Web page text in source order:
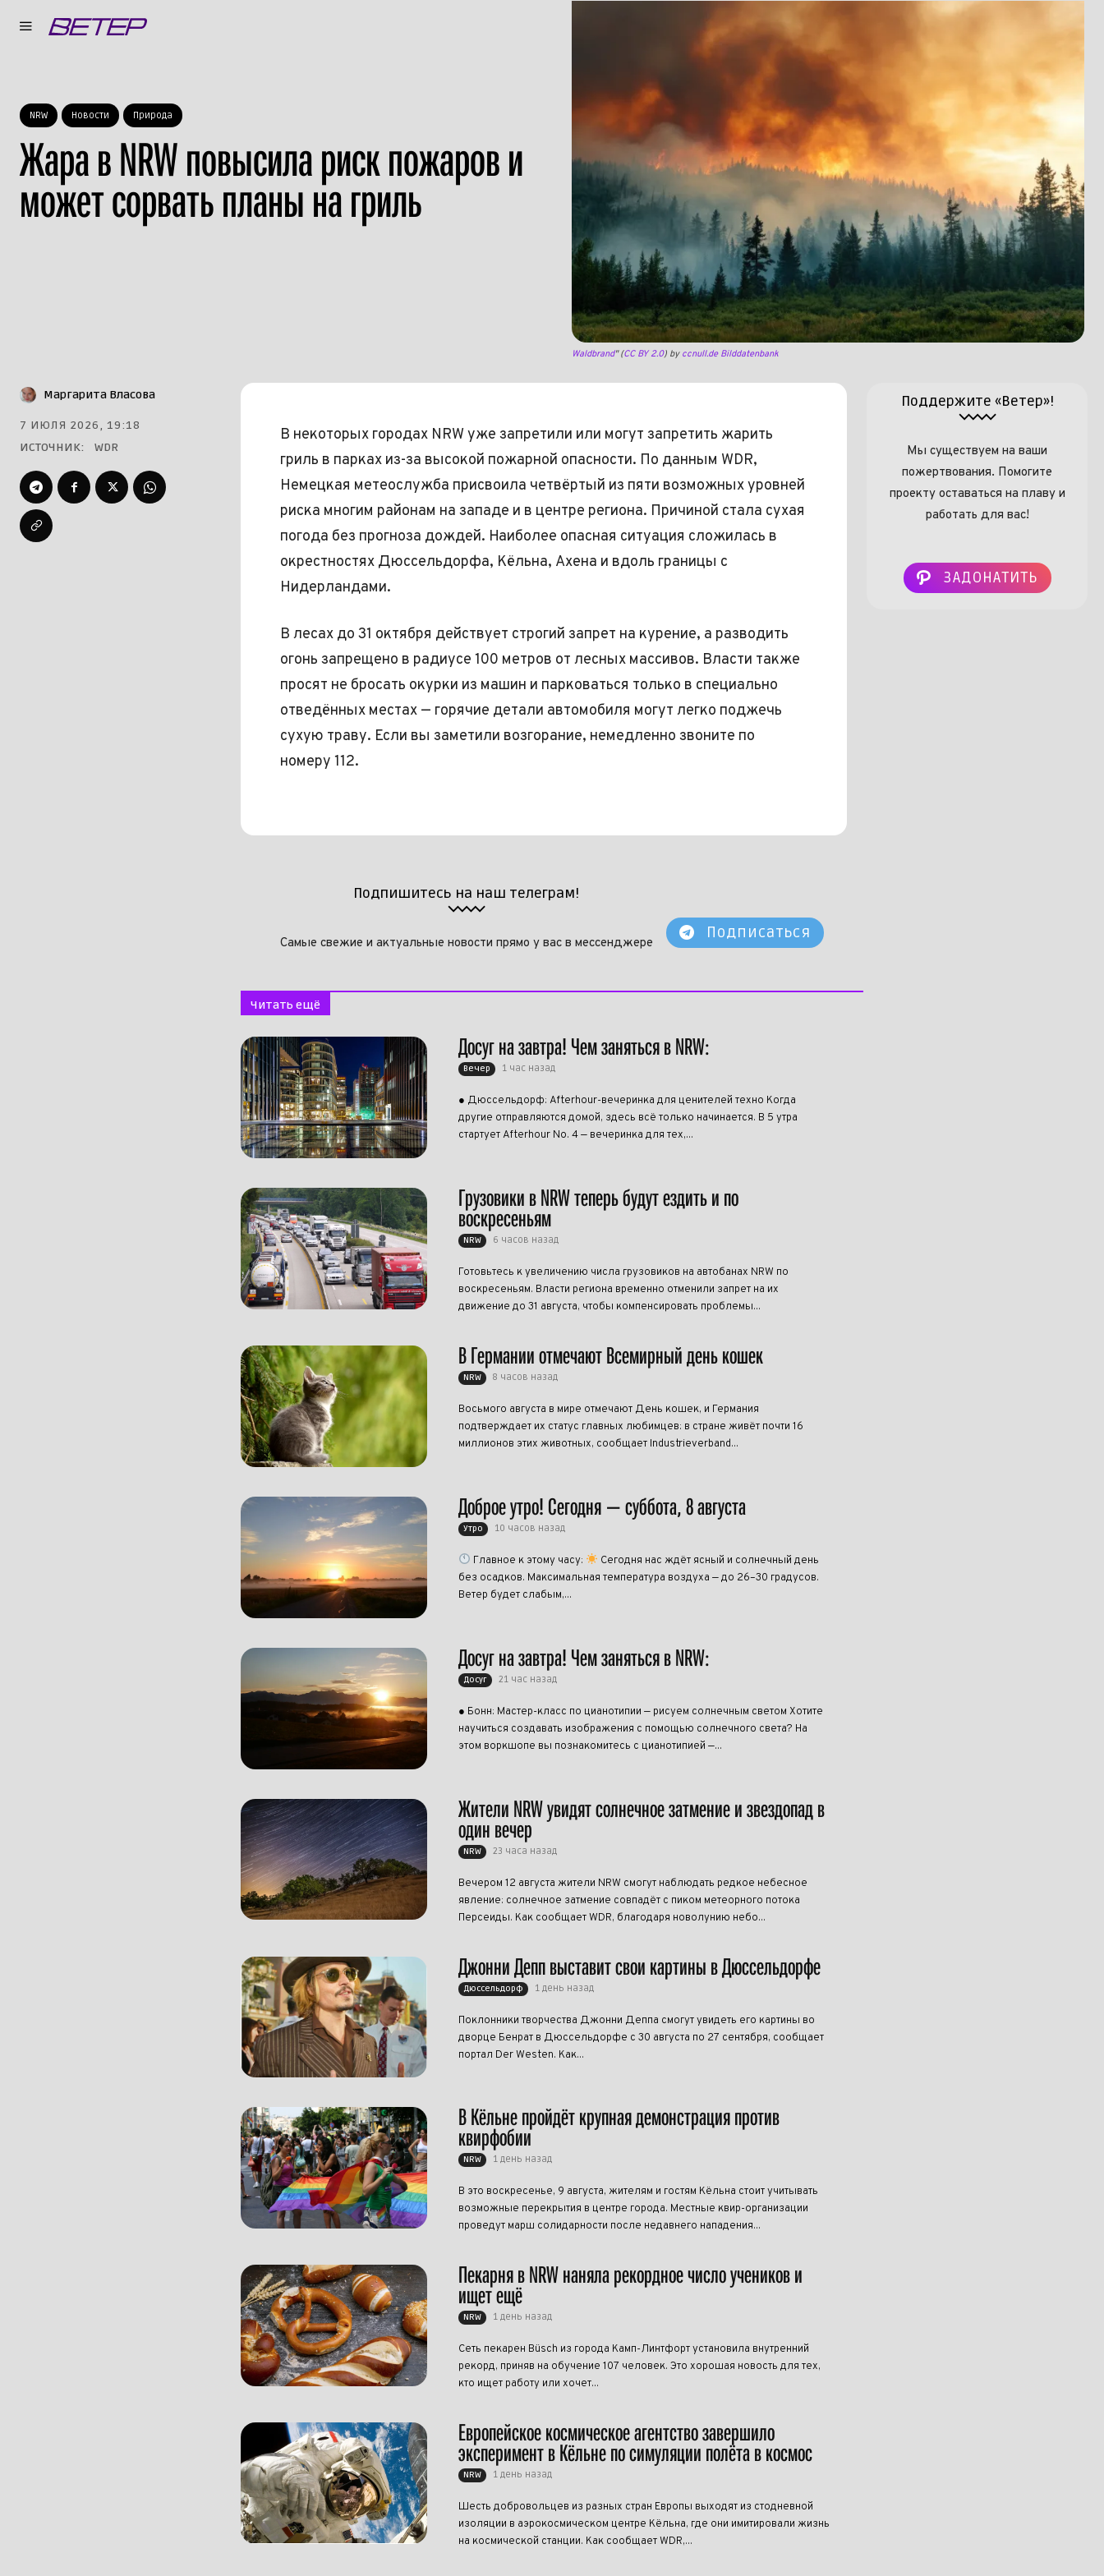
NRW Новости Природа
Жара в NRW повысила риск пожаров и
может сорвать планы на гриль
Waldbrand" (CC BY 2.0) by ccnull.de Bilddatenbank
Маргарита Власова
7 ИЮЛЯ 2026, 19:18
ИСТОЧНИК:
WDR
В некоторых городах NRW уже запретили или могут запретить жарить
гриль в парках из-за высокой пожарной опасности. По данным WDR,
Немецкая метеослужба присвоила четвёртый из пяти возможных уровней
риска многим районам на западе и в центре региона. Причиной стала сухая
погода без прогноза дождей. Наиболее опасная ситуация сложилась в
окрестностях Дюссельдорфа, Кёльна, Ахена и вдоль границы с
Нидерландами.
В лесах до 31 октября действует строгий запрет на курение, а разводить
огонь запрещено в радиусе 100 метров от лесных массивов. Власти также
просят не бросать окурки из машин и парковаться только в специально
отведённых местах — горячие детали автомобиля могут легко поджечь
сухую траву. Если вы заметили возгорание, немедленно звоните по
номеру 112.
Поддержите «Ветер»!
Мы существуем на ваши
пожертвования. Помогите
проекту оставаться на плаву и
работать для вас!
ЗАДОНАТИТЬ
Подпишитесь на наш телеграм!
Самые свежие и актуальные новости прямо у вас в мессенджере
Подписаться
Читать ещё
Досуг на завтра! Чем заняться в NRW:
Вечер 1 час назад
● Дюссельдорф: Afterhour-вечеринка для ценителей техно Когда
другие отправляются домой, здесь всё только начинается. В 5 утра
стартует Afterhour No. 4 — вечеринка для тех,...
Грузовики в NRW теперь будут ездить и по
воскресеньям
NRW 6 часов назад
Готовьтесь к увеличению числа грузовиков на автобанах NRW по
воскресеньям. Власти региона временно отменили запрет на их
движение до 31 августа, чтобы компенсировать проблемы...
В Германии отмечают Всемирный день кошек
NRW 8 часов назад
Восьмого августа в мире отмечают День кошек, и Германия
подтверждает их статус главных любимцев: в стране живёт почти 16
миллионов этих животных, сообщает Industrieverband...
Доброе утро! Сегодня — суббота, 8 августа
Утро 10 часов назад
Главное к этому часу:
Сегодня нас ждёт ясный и солнечный день
без осадков. Максимальная температура воздуха — до 26–30 градусов.
Ветер будет слабым,...
Досуг на завтра! Чем заняться в NRW:
Досуг 21 час назад
● Бонн: Мастер-класс по цианотипии — рисуем солнечным светом Хотите
научиться создавать изображения с помощью солнечного света? На
этом воркшопе вы познакомитесь с цианотипией —...
Жители NRW увидят солнечное затмение и звездопад в
один вечер
NRW 23 часа назад
Вечером 12 августа жители NRW смогут наблюдать редкое небесное
явление: солнечное затмение совпадёт с пиком метеорного потока
Персеиды. Как сообщает WDR, благодаря новолунию небо...
Джонни Депп выставит свои картины в Дюссельдорфе
Дюссельдорф 1 день назад
Поклонники творчества Джонни Деппа смогут увидеть его картины во
дворце Бенрат в Дюссельдорфе с 30 августа по 27 сентября, сообщает
портал Der Westen. Как...
В Кёльне пройдёт крупная демонстрация против
квирфобии
NRW 1 день назад
В это воскресенье, 9 августа, жителям и гостям Кёльна стоит учитывать
возможные перекрытия в центре города. Местные квир-организации
проведут марш солидарности после недавнего нападения...
Пекарня в NRW наняла рекордное число учеников и
ищет ещё
NRW 1 день назад
Сеть пекарен Büsch из города Камп-Линтфорт установила внутренний
рекорд, приняв на обучение 107 человек. Это хорошая новость для тех,
кто ищет работу или хочет...
Европейское космическое агентство завершило
эксперимент в Кёльне по симуляции полёта в космос
NRW 1 день назад
Шесть добровольцев из разных стран Европы выходят из стодневной
изоляции в аэрокосмическом центре Кёльна, где они имитировали жизнь
на космической станции. Как сообщает WDR,...